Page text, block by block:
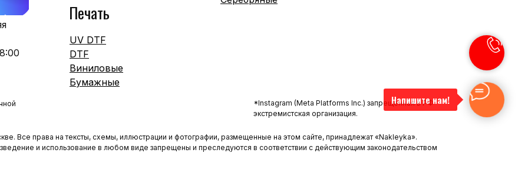
Напишите нам!
Все права на тексты, схемы, иллюстрации и фотографии, размещенные на этом сайте, принадлежат «Nakleyka».
и использование в любом виде запрещены и преследуются в соответствии с действующим законодательством
*Instagram (Meta Platforms Inc.) запрещенная в РФ
экстремистская организация.
Печать
UV DTF
DTF
Виниловые
Бумажные